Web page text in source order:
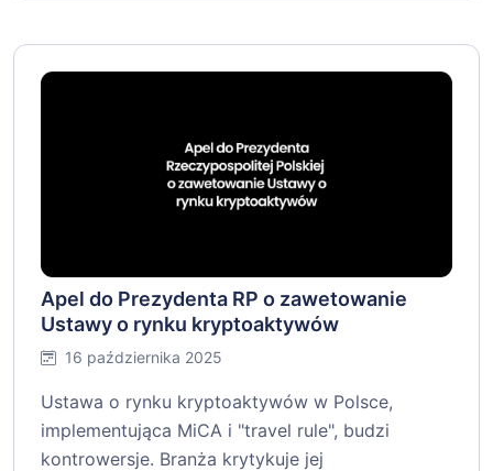
Apel do Prezydenta RP o zawetowanie
Ustawy o rynku kryptoaktywów
16 października 2025
Ustawa o rynku kryptoaktywów w Polsce,
implementująca MiCA i "travel rule", budzi
kontrowersje. Branża krytykuje jej